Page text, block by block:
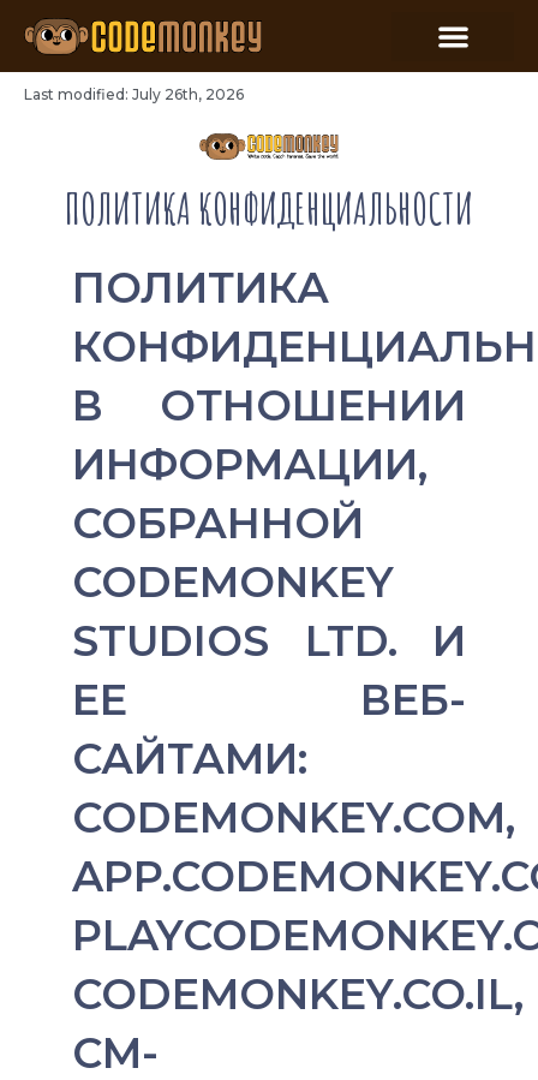
Last modified: July 26th, 2026
ПОЛИТИКА КОНФИДЕНЦИАЛЬНОСТИ
ПОЛИТИКА
В ОТНОШЕНИИ
ИНФОРМАЦИИ,
СОБРАННОЙ
CODEMONKEY
STUDIOS LTD. И
ЕЕ ВЕБ-
САЙТАМИ:
CODEMONKEY.COM,
CODEMONKEY.CO.IL,
CM-